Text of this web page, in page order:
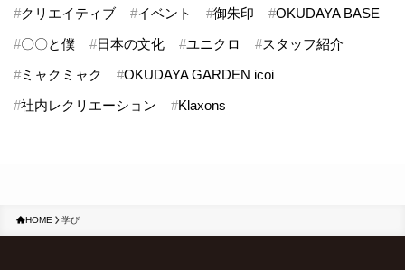
#クリエイティブ #イベント #御朱印 #OKUDAYA BASE
#〇〇と僕 #日本の文化 #ユニクロ #スタッフ紹介
#ミャクミャク #OKUDAYA GARDEN icoi
#社内レクリエーション #Klaxons
HOME 学び